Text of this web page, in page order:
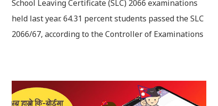
School Leaving Certificate (SLC) 2066 examinations
held last year. 64.31 percent students passed the SLC
2066/67, according to the Controller of Examinations
Download the file and search your ‘symbol number’.
Congratulations to all, who passed SLC this year. And